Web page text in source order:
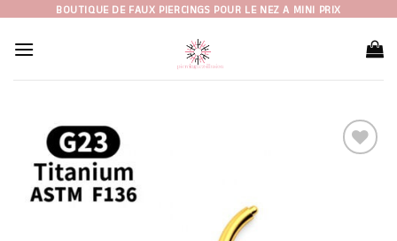
content
BOUTIQUE DE FAUX PIERCINGS POUR LE NEZ A MINI PRIX